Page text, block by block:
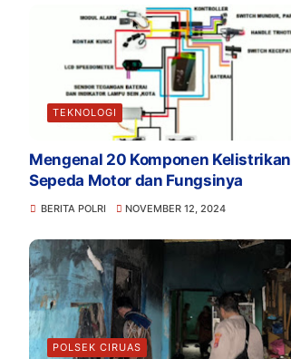
TEKNOLOGI
Mengenal 20 Komponen Kelistrikan
Sepeda Motor dan Fungsinya
BERITA POLRI NOVEMBER 12, 2024
POLSEK CIRUAS